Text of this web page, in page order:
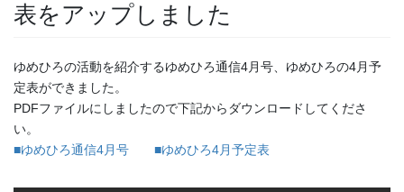
表をアップしました
ゆめひろの活動を紹介するゆめひろ通信4月号、ゆめひろの4月予
定表ができました。
PDFファイルにしましたので下記からダウンロードしてくださ
い。
■ゆめひろ通信4月号
■ゆめひろ4月予定表